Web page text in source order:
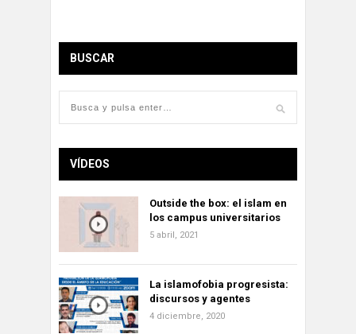
BUSCAR
VÍDEOS
Outside the box: el islam en
los campus universitarios
5 abril, 2021
La islamofobia progresista:
discursos y agentes
4 diciembre, 2020